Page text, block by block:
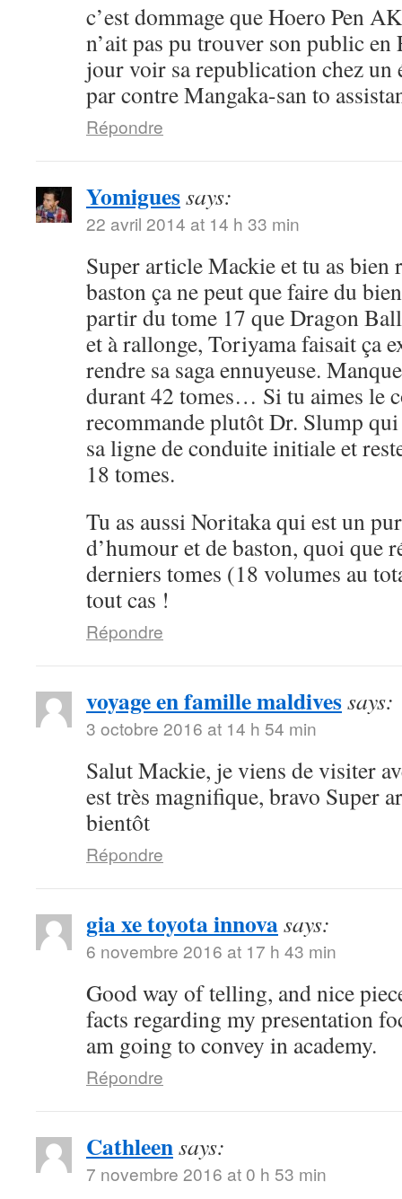
c’est dommage que Hoero Pen
n’ait pas pu trouver son public en
jour voir sa republication chez un
par contre Mangaka-san to
Répondre
Yomiguessays:
22 avril 2014 at 14 h 33 min
Super article Mackie et tu as bien
baston ça ne peut que faire du
partir du tome 17 que Dragon
et à rallonge, Toriyama faisait ça
rendre sa saga ennuyeuse.
durant 42 tomes… Si tu aimes le
recommande plutôt Dr. Slump qui
sa ligne de conduite initiale et
18 tomes.
Tu as aussi Noritaka qui est un
d’humour et de baston, quoi que
derniers tomes (18 volumes au
tout cas !
Répondre
voyage en famille maldivessays:
3 octobre 2016 at 14 h 54 min
Salut Mackie, je viens de visiter
est très magnifique, bravo Super
bientôt
Répondre
gia xe toyota innovasays:
6 novembre 2016 at 17 h 43 min
Good way of telling, and nice
facts regarding my presentation
am going to convey in academy.
Répondre
Cathleensays:
7 novembre 2016 at 0 h 53 min